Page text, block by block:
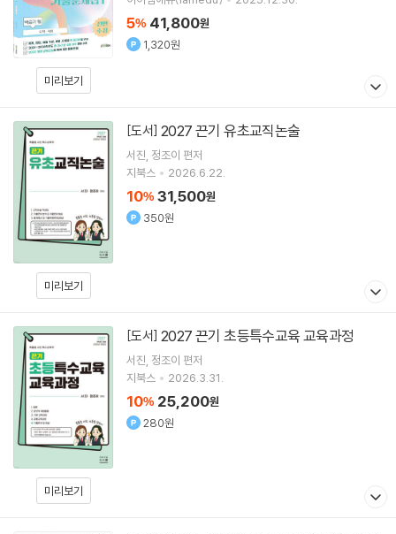
미리보기
5% 41,800원
1,320원
미리보기
[도서] 2027 끈기 유초교직논술
서진 정조이 편저
지북스
2026.6.22.
10% 31,500원
350원
미리보기
[도서] 2027 끈기 초등특수교육 교육과정
서진 정조이 편저
지북스
2026.3.31.
10% 25,200원
280원